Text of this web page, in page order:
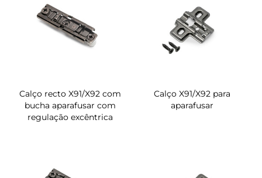
Calço recto X91/X92 com
bucha aparafusar com
regulação excêntrica
Calço X91/X92 para
aparafusar